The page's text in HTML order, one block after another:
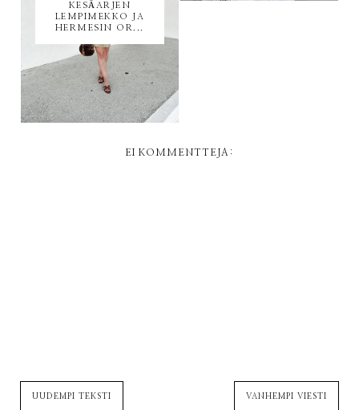
KESÄARJEN
LEMPIMEKKO JA
HERMESIN OR...
EI KOMMENTTEJA:
UUDEMPI TEKSTI VANHEMPI VIESTI